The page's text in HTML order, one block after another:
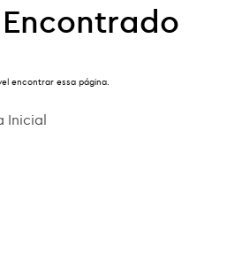
encontrar essa página.
Inicial